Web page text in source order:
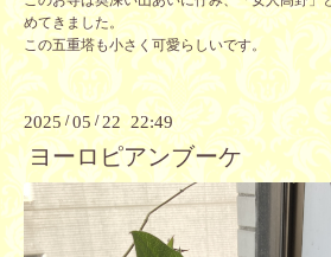
めてきました。
この五重塔も小さく可愛らしいです。
2025/05 / 22 22:49
ヨーロピアンブーケ